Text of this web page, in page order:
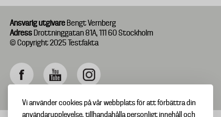
Vi använder cookies på vår webbplats för att förbättra din
användarupplevelse, tillhandahålla personligt innehåll och
Ansvarig utgivare Bengt Vernberg
Adress Drottninggatan 81A, 111 60 Stockholm
© Copyright 2025 Testfakta